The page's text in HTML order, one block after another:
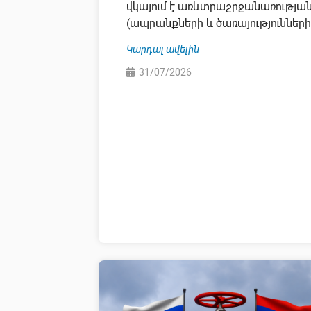
վկայում է
(ապրանքների և ծառայությունների
Կարդալ ավելին
31/07/2026